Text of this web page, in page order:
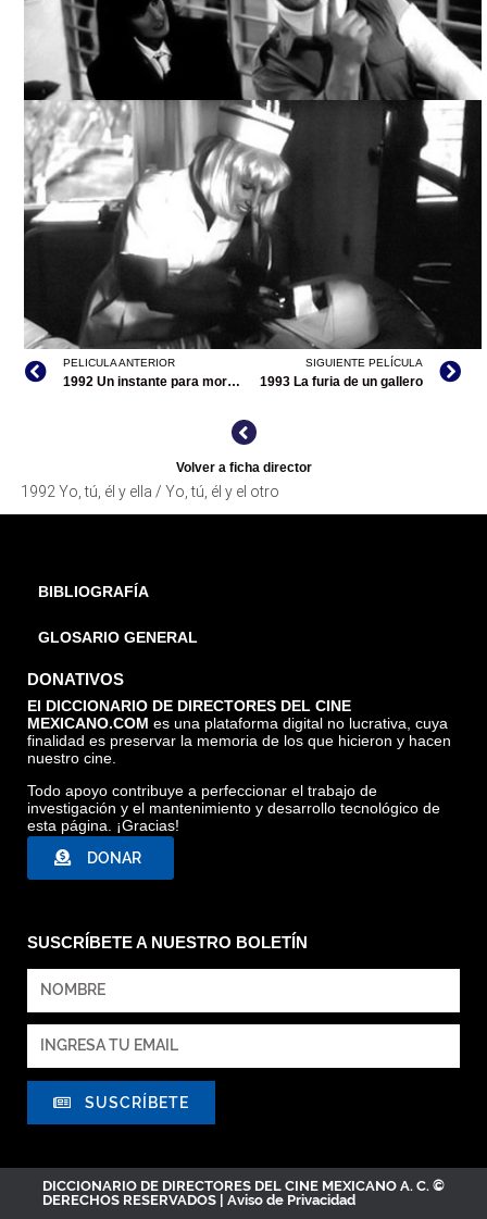
YO, TÚ, ÉL Y ELLA / YO, TÚ, ÉL Y EL OTRO, ARCHIVO
TELEVICINE
YO, TÚ, ÉL Y ELLA / YO, TÚ, ÉL Y EL OTRO, ARCHIVO
PELICULA ANTERIOR
1992 Un instante para morir / Asesino del Zodiaco
SIGUIENTE PELÍCULA
1993 La furia de un gallero
Volver a ficha director
1992 Yo, tú, él y ella / Yo, tú, él y el otro
BIBLIOGRAFÍA
GLOSARIO GENERAL
DONATIVOS
El DICCIONARIO DE DIRECTORES DEL CINE
MEXICANO.COM es una plataforma digital no lucrativa, cuya
finalidad es preservar la memoria de los que hicieron y hacen
nuestro cine.
Todo apoyo contribuye a perfeccionar el trabajo de
investigación y el mantenimiento y desarrollo tecnológico de
esta página. ¡Gracias!
DONAR
SUSCRÍBETE A NUESTRO BOLETÍN
SUSCRÍBETE
DICCIONARIO DE DIRECTORES DEL CINE MEXICANO A. C. ©
DERECHOS RESERVADOS | Aviso de Privacidad